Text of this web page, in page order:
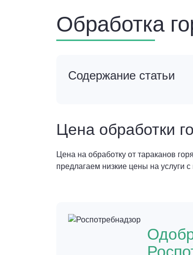
Обработка
Содержание статьи
Цена обработки
Цена на обработку от тараканов
предлагаем низкие цены на услуги